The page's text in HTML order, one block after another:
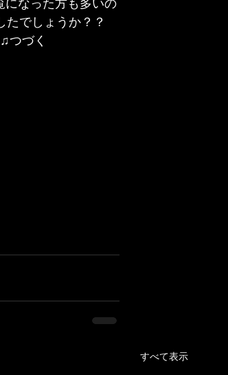
なった方も多いの
でしょうか？？
つづく
すべて表示